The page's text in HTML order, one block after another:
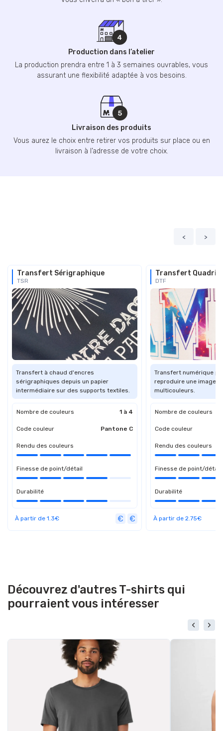
Production dans l’atelier
La production prendra entre 1 à 3 semaines ouvrables, vous
assurant une flexibilité adaptée à vos besoins.
Livraison des produits
Vous aurez le choix entre retirer vos produits sur place ou en
livraison à l’adresse de votre choix.
< >
Transfert Sérigraphique
TSR
Transfert à chaud d'encres
sérigraphiques depuis un papier
intermédiaire sur des supports textiles.
Nombre de couleurs 1 à 4
Code couleur Pantone C
Rendu des couleurs
Finesse de point/détail
Durabilité
À partir de 1.3€
Transfert Quadri
DTF
Transfert numérique
reproduire une image
multicouleurs.
Nombre de couleurs
Code couleur
Rendu des couleurs
Finesse de point/détail
Durabilité
À partir de 2.75€
Découvrez d'autres T-shirts qui
pourraient vous intéresser